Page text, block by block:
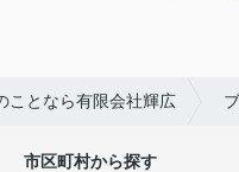
ことなら有限会社輝広
市区町村から探す